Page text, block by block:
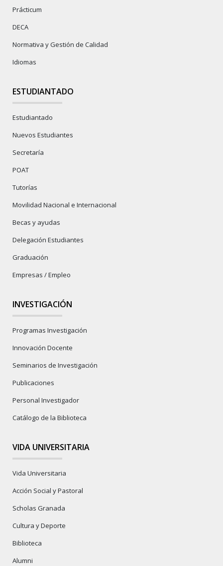
Prácticum
DECA
Normativa y Gestión de Calidad
Idiomas
ESTUDIANTADO
Estudiantado
Nuevos Estudiantes
Secretaría
POAT
Tutorías
Movilidad Nacional e Internacional
Becas y ayudas
Delegación Estudiantes
Graduación
Empresas / Empleo
INVESTIGACIÓN
Programas Investigación
Innovación Docente
Seminarios de Investigación
Publicaciones
Personal Investigador
Catálogo de la Biblioteca
VIDA UNIVERSITARIA
Vida Universitaria
Acción Social y Pastoral
Scholas Granada
Cultura y Deporte
Biblioteca
Alumni